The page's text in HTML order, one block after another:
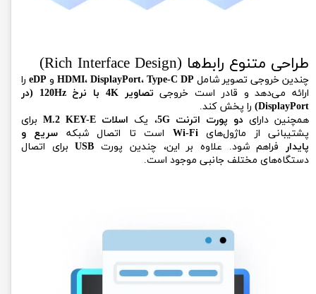
طراحی متنوع رابط‌ها (Rich Interface Design)
چندین خروجی تصویر شامل HDMI، DisplayPort، Type-C DP و eDP را
ارائه می‌دهد و قادر است خروجی
تصاویر 4K با نرخ 120Hz (در
DisplayPort) را پخش کند.
همچنین دارایدو پورت اترنت 5G ، یک اسلات M.2 KEY-E
برای
پشتیبانی از ماژول‌هایWi‑Fi است تا اتصال شبکه سریع و
پایدار
فراهم شود. علاوه بر این، چندین پورت USBبرای اتصال
دستگاه‌های مختلف جانبی موجود است.